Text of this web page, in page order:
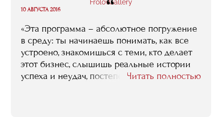
FrolovGallery
“
10 АВГУСТА 2016
«Эта программа – абсолютное погружение
в среду: ты начинаешь понимать, как все
устроено, знакомишься с теми, кто делает
этот бизнес, слышишь реальные истории
успеха и неудач, постепенно формируя
Читать полностью